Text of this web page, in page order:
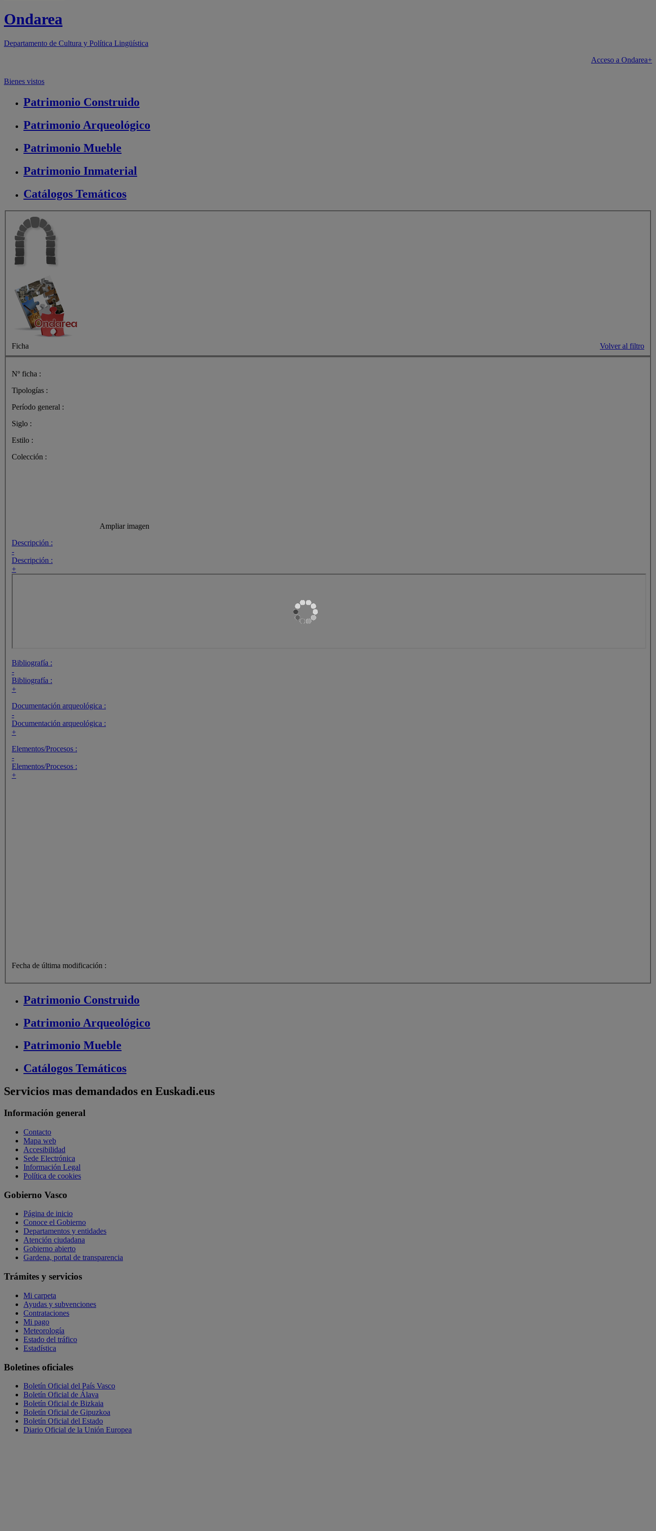
Ondarea
Departamento de Cultura y Política Lingüística
Acceso a Ondarea+
Bienes vistos
Patrimonio Construido
Patrimonio Arqueológico
Patrimonio Mueble
Patrimonio Inmaterial
Catálogos Temáticos
Ficha Volver al filtro
Nº ficha :
Tipologías :
Período general :
Siglo :
Estilo :
Colección :
Ampliar imagen
Descripción :
-
Descripción :
+
Bibliografía :
-
Bibliografía :
+
Documentación arqueológica :
-
Documentación arqueológica :
+
Elementos/Procesos :
-
Elementos/Procesos :
+
Fecha de última modificación :
Patrimonio Construido
Patrimonio Arqueológico
Patrimonio Mueble
Catálogos Temáticos
Servicios mas demandados en Euskadi.eus
Información general
Contacto
Mapa web
Accesibilidad
Sede Electrónica
Información Legal
Política de cookies
Gobierno Vasco
Página de inicio
Conoce el Gobierno
Departamentos y entidades
Atención ciudadana
Gobierno abierto
Gardena, portal de transparencia
Trámites y servicios
Mi carpeta
Ayudas y subvenciones
Contrataciones
Mi pago
Meteorología
Estado del tráfico
Estadística
Boletines oficiales
Boletín Oficial del País Vasco
Boletín Oficial de Álava
Boletín Oficial de Bizkaia
Boletín Oficial de Gipuzkoa
Boletín Oficial del Estado
Diario Oficial de la Unión Europea